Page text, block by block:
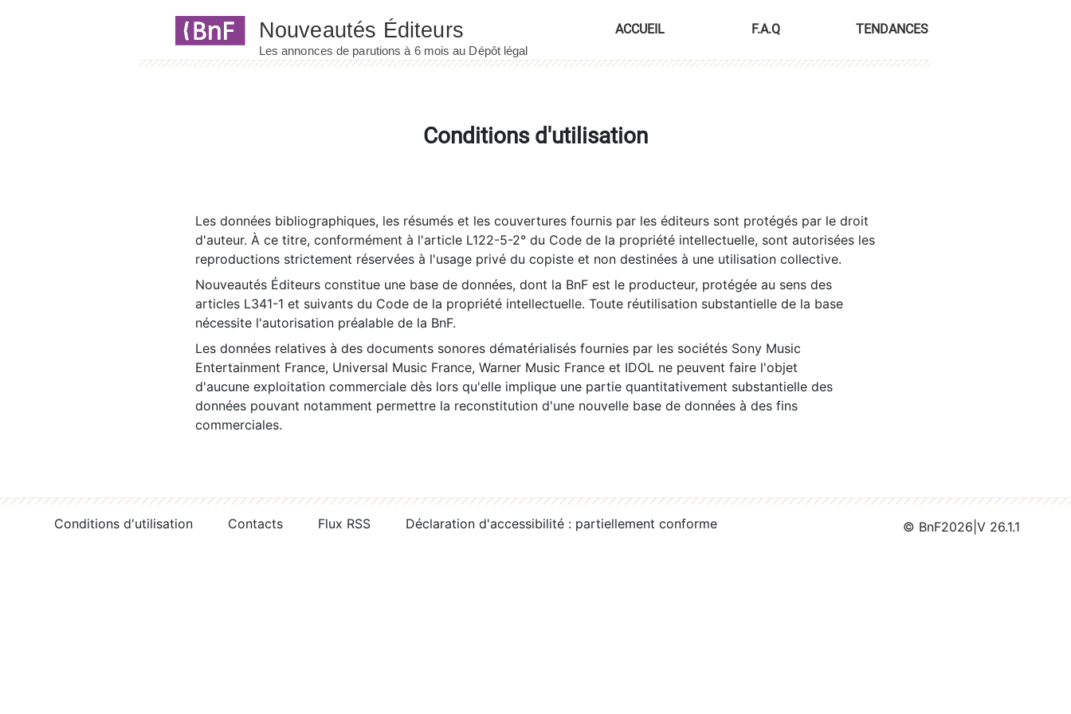
ACCUEIL F.A.Q TENDANCES
Conditions d'utilisation
Les données bibliographiques, les résumés et les couvertures fournis par les éditeurs sont protégés par le droit
d'auteur. À ce titre, conformément à l'article L122-5-2° du Code de la propriété intellectuelle, sont autorisées les
reproductions strictement réservées à l'usage privé du copiste et non destinées à une utilisation collective.
Nouveautés Éditeurs constitue une base de données, dont la BnF est le producteur, protégée au sens des
articles L341-1 et suivants du Code de la propriété intellectuelle. Toute réutilisation substantielle de la base
nécessite l'autorisation préalable de la BnF.
Les données relatives à des documents sonores dématérialisés fournies par les sociétés Sony Music
Entertainment France, Universal Music France, Warner Music France et IDOL ne peuvent faire l'objet
d'aucune exploitation commerciale dès lors qu'elle implique une partie quantitativement substantielle des
données pouvant notamment permettre la reconstitution d'une nouvelle base de données à des fins
commerciales.
Conditions d'utilisation Contacts Flux RSS Déclaration d'accessibilité : partiellement conforme © BnF2026 V 26.1.1